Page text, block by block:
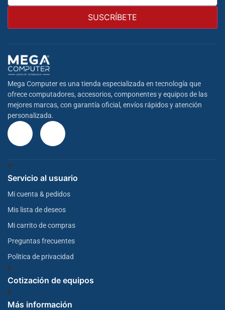
Mega Computer es una tienda especializada en tecnología que
ofrece computadores, accesorios, componentes y equipos de las
mejores marcas, con garantía oficial, envíos rápidos y atención
personalizada.
Servicio al usuario
Mi cuenta & pedidos
Mis lista de deseos
Mi carrito de compras
Preguntas frecuentes
Politica de privacidad
Cotización de equipos
Más información